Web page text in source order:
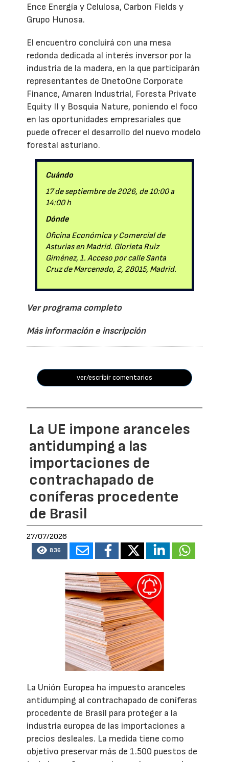
Ence Energía y Celulosa, Carbon Fields y
Grupo Hunosa.
El encuentro concluirá con una mesa
redonda dedicada al interés inversor por la
industria de la madera, en la que participarán
representantes de OnetoOne Corporate
Finance, Amaren Industrial, Foresta Private
Equity II y Bosquia Nature, poniendo el foco
en las oportunidades empresariales que
puede ofrecer el desarrollo del nuevo modelo
forestal asturiano.
Cuándo
17 de septiembre de 2026, de 10:00 a
14:00 h
Dónde
Oficina Económica y Comercial de
Asturias en Madrid. Glorieta Ruiz
Giménez, 1. Acceso por calle Santa
Cruz de Marcenado, 2, 28015, Madrid.
Ver programa completo
Más información e inscripción
ver/escribir comentarios
La UE impone aranceles
antidumping a las
importaciones de
contrachapado de
coníferas procedente
de Brasil
27/07/2026
836
La Unión Europea ha impuesto aranceles
antidumping al contrachapado de coníferas
procedente de Brasil para proteger a la
industria europea de las importaciones a
precios desleales. La medida tiene como
objetivo preservar más de 1.500 puestos de